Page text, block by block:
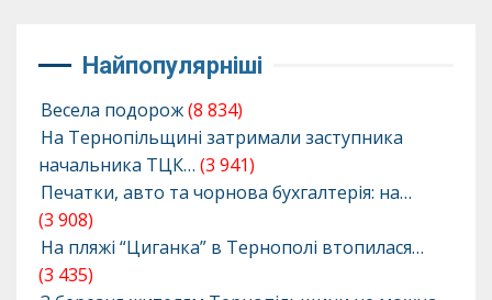
Найпопулярніші
Весела подорож(8 834)
На Тернопільщині затримали заступника
начальника ТЦК… (3 941)
Печатки, авто та чорнова бухгалтерія: на…
(3 908)
На пляжі “Циганка” в Тернополі втопилася…
(3 435)